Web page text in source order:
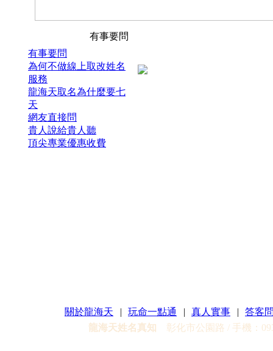
有事要問
有事要問
為何不做線上取改姓名
服務
龍海天取名為什麼要七
天
網友直接問
貴人說給貴人聽
頂尖專業優惠收費
關於龍海天 | 玩命一點通 | 真人實事 |
答客
龍海天姓名真知 彰化市公園路 / 手機：